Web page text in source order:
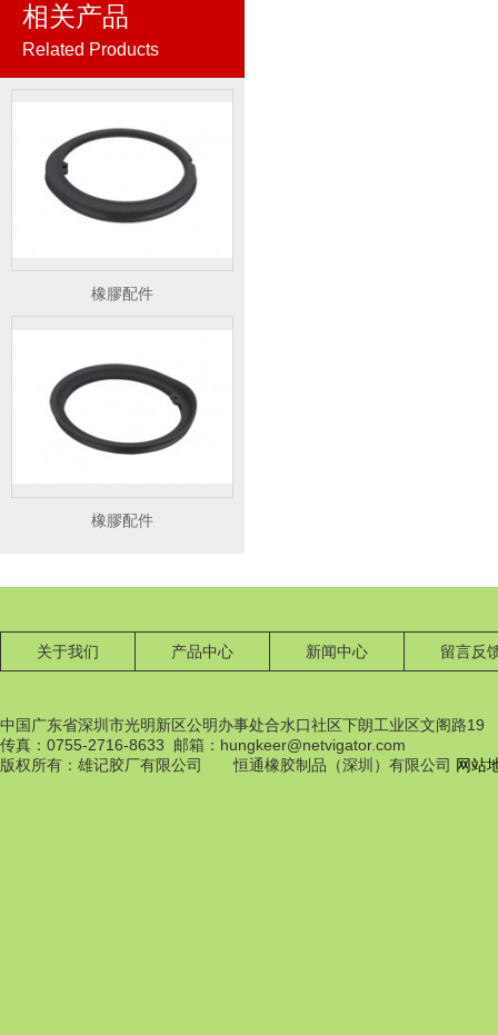
相关产品
Related Products
橡膠配件
橡膠配件
橡膠配件
关于我们 产品中心 新闻中心 留言反
中国广东省深圳市光明新区公明办事处合水口社区下朗工业区文阁路19
传真：0755-2716-8633 邮箱：hungkeer@netvigator.com
版权所有：雄记胶厂有限公司 恒通橡胶制品（深圳）有限公司 网站